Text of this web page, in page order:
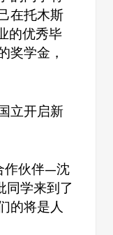
在托木斯
的优秀毕
奖学金，
立开启新
作伙伴—沈
同学来到了
的将是人